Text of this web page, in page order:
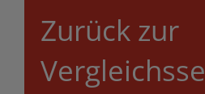
Zurück zur